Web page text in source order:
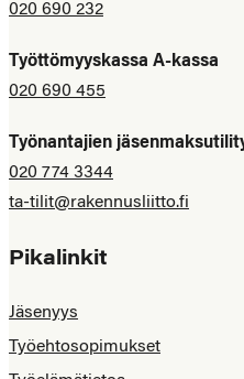
020 690 232
Työttömyyskassa A-kassa
020 690 455
Työnantajien
020 774 3344
ta-tilit@rakennusliitto.fi
Pikalinkit
Jäsenyys
Työehtosopimukset